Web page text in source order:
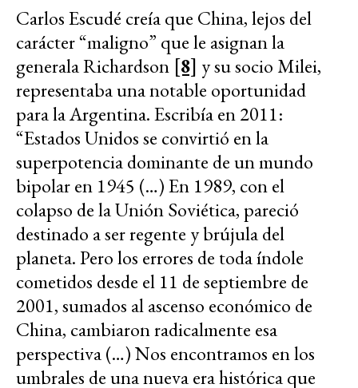
Carlos Escudé creía que China, lejos del
carácter “maligno” que le asignan la
generala Richardson [8] y su socio Milei,
representaba una notable oportunidad
para la Argentina. Escribía en 2011:
“Estados Unidos se convirtió en la
superpotencia dominante de un mundo
bipolar en 1945 (…) En 1989, con el
colapso de la Unión Soviética, pareció
destinado a ser regente y brújula del
planeta. Pero los errores de toda índole
cometidos desde el 11 de septiembre de
2001, sumados al ascenso económico de
China, cambiaron radicalmente esa
perspectiva (…) Nos encontramos en los
umbrales de una nueva era histórica que